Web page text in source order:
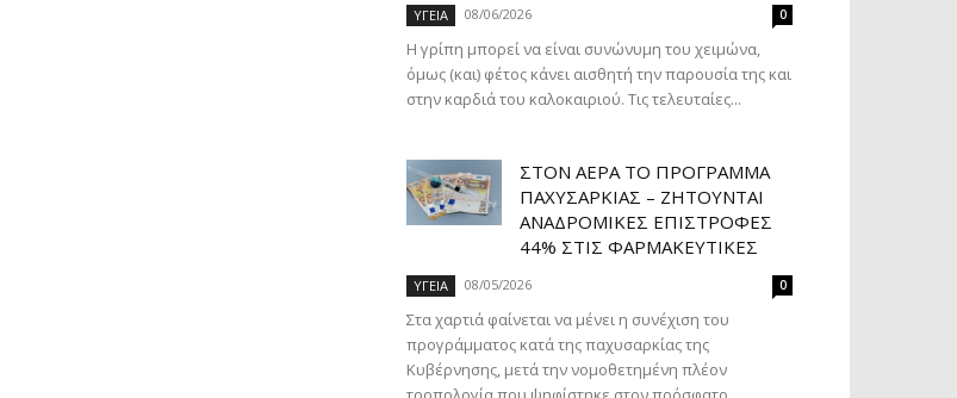
ΥΓΕΙΑ 08/06/2026 0
Η γρίπη μπορεί να είναι συνώνυμη του χειμώνα,
όμως (και) φέτος κάνει αισθητή την παρουσία της και
στην καρδιά του καλοκαιριού. Τις τελευταίες...
ΣΤΟΝ ΑΈΡΑ ΤΟ ΠΡΌΓΡΑΜΜΑ
ΠΑΧΥΣΑΡΚΊΑΣ – ΖΗΤΟΎΝΤΑΙ
ΑΝΑΔΡΟΜΙΚΈΣ ΕΠΙΣΤΡΟΦΈΣ
44% ΣΤΙΣ ΦΑΡΜΑΚΕΥΤΙΚΈΣ
ΥΓΕΙΑ 08/05/2026 0
Στα χαρτιά φαίνεται να μένει η συνέχιση του
προγράμματος κατά της παχυσαρκίας της
Κυβέρνησης, μετά την νομοθετημένη πλέον